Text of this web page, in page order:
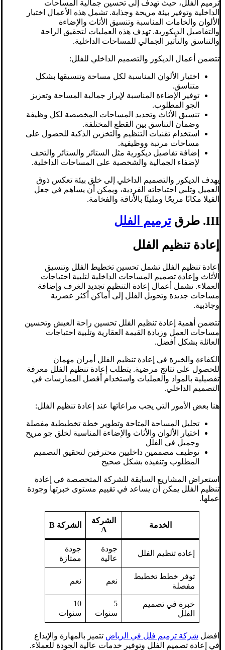
ترميم الفلل، حيث تهدف إلى تحسين جمالية المساحات
الداخلية وتوفير بيئة مريحة وجذابة. تشمل هذه الأعمال اختيار
الألوان والخامات المناسبة وتنسيق الأثاث والإضاءة
والتفاصيل الديكورية. تهدف هذه العمليات لتحقيق الراحة
والتناسق والتأثير الجمالي للمساحات الداخلية.
تتضمن أعمال الديكور والتصميم الداخلي للفلل:
اختيار الألوان المناسبة لكل مساحة وتنسيقها بشكل
متناسق.
توفير الإضاءة المناسبة لإبراز جمالية المساحة وتعزيز
الجو المطلوب.
تنسيق الأثاث وتحديد المساحات المخصصة لكل وظيفة
وضمان التناسق بين القطع المختلفة.
استخدام تقنيات التنظيم والتخزين الذكية للحصول على
مساحات مرتبة ووظيفية.
إضافة تفاصيل ديكورية مثل الستائر والستائر والتحف
لإضفاء الجمالية والشخصية على المساحات الداخلية.
يهدف الديكور والتصميم الداخلي إلى خلق بيئة تعكس ذوق
العميل وتلبي احتياجاته الفردية، ويمكن أن يساهم في جعل
الفيلا مكانًا مريحًا ومليئًا بالأناقة والفخامة.
III. طرق
ترميم الفلل
إعادة تنظيم الفلل
إعادة تنظيم الفلل تشمل تحسين تخطيط الفلل وتنسيق
الأثاث وإعادة تصميم المساحات الداخلية لتلبية احتياجات
العملاء. تشمل أعمال إعادة التنظيم تجديد الغرف وإضافة
مساحات جديدة وتحويل الفلل إلى أماكن أكثر عصرية
وجاذبية.
تتضمن أهمية إعادة تنظيم الفلل تحسين راحة العيش وتحسين
مساحات العمل وزيادة القيمة العقارية وتلبية احتياجات
العائلة بشكل أفضل.
الكفاءة والخبرة في إعادة تنظيم الفلل أمران مهمان
للحصول على نتائج مرضية. يتطلب إعادة تنظيم الفلل معرفة
تفصيلية بالمواد والعمليات واستخدام أفضل الممارسات في
التصميم الداخلي.
هنا بعض الأمور التي يجب مراعاتها عند إعادة تنظيم الفلل:
تحليل المساحة المتاحة وتطوير خطة تخطيطية مفصلة
اختيار الألوان والأثاث والإضاءة المناسبة لخلق جو مريح
وجميل في الفلل
توظيف مصممين داخليين محترفين لتحقيق التصميم
المطلوب وتنفيذه بشكل صحيح
استعراض المشاريع السابقة للشركة المتخصصة في إعادة
تنظيم الفلل يمكن أن يساعد في تقييم مستوى خبرتها وجودة
عملها.
الخدمة
الشركة
A
الشركة B
إعادة تنظيم الفلل
جودة
عالية
جودة
ممتازة
توفر خطط تخطيط
مفصلة
نعم نعم
خبرة في تصميم
الفلل
5
سنوات
10
سنوات
افضل شركة ترميم فلل في الرياض تتميز بالمهارة والإبداع
في إعادة تصميم الفلل وتوفير خدمات عالية الجودة للعملاء.